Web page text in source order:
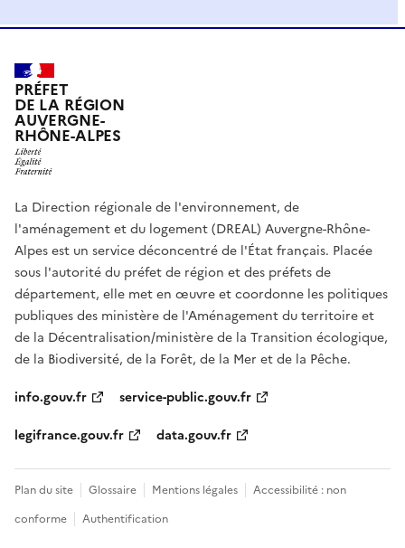
PRÉFET
DE LA RÉGION
AUVERGNE-
RHÔNE-ALPES
La Direction régionale de l'environnement, de
l'aménagement et du logement (DREAL) Auvergne-Rhône-
Alpes est un service déconcentré de l'État français. Placée
sous l'autorité du préfet de région et des préfets de
département, elle met en œuvre et coordonne les politiques
publiques des ministère de l'Aménagement du territoire et
de la Décentralisation/ministère de la Transition écologique,
de la Biodiversité, de la Forêt, de la Mer et de la Pêche.
info.gouv.fr
service-public.gouv.fr
legifrance.gouv.fr
data.gouv.fr
Plan du site Glossaire Mentions légales
Accessibilité : non
conforme
Authentification